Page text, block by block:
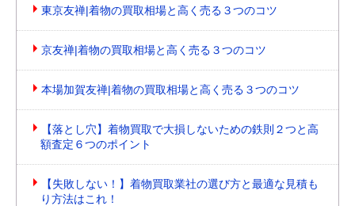
東京友禅|着物の買取相場と高く売る３つのコツ
京友禅|着物の買取相場と高く売る３つのコツ
本場加賀友禅|着物の買取相場と高く売る３つのコツ
【落とし穴】着物買取で大損しないための鉄則２つと高
額査定６つのポイント
【失敗しない！】着物買取業社の選び方と最適な見積も
り方法はこれ！